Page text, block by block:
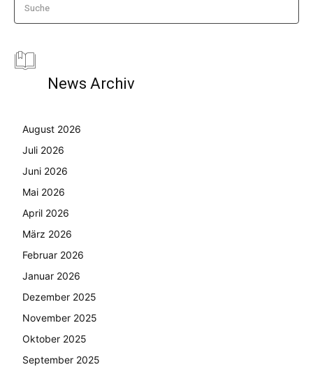
Suche
News Archiv
August 2026
Juli 2026
Juni 2026
Mai 2026
April 2026
März 2026
Februar 2026
Januar 2026
Dezember 2025
November 2025
Oktober 2025
September 2025